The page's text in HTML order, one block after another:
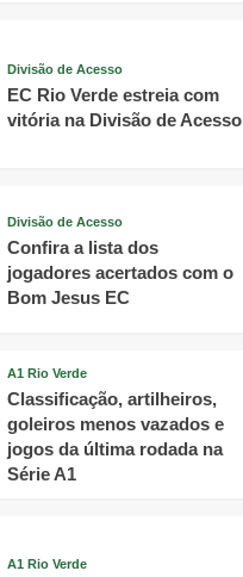
Divisão de Acesso
EC Rio Verde estreia com
vitória na Divisão de Acesso
Divisão de Acesso
Confira a lista dos
jogadores acertados com o
Bom Jesus EC
A1 Rio Verde
Classificação, artilheiros,
goleiros menos vazados e
jogos da última rodada na
Série A1
A1 Rio Verde